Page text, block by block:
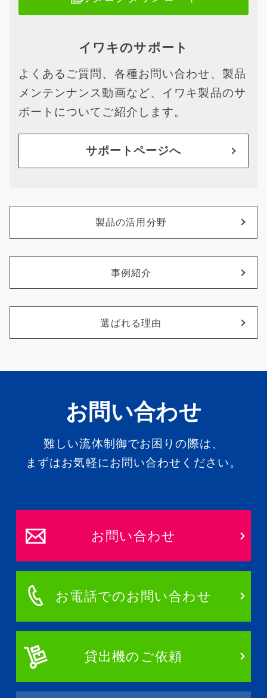
イワキのサポート
よくあるご質問、各種お問い合わせ、製品
メンテンナンス動画など、イワキ製品のサ
ポートについてご紹介します。
サポートページへ
製品の活用分野
事例紹介
選ばれる理由
お問い合わせ
難しい流体制御でお困りの際は、
まずはお気軽にお問い合わせください。
お問い合わせ
お電話でのお問い合わせ
貸出機のご依頼